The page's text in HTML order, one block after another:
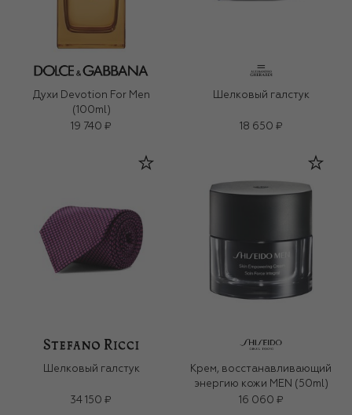
Духи Devotion For Men
(100ml)
19 740 ₽
Шелковый галстук
18 650 ₽
Шелковый галстук
34 150 ₽
Крем, восстанавливающий
энергию кожи MEN (50ml)
16 060 ₽